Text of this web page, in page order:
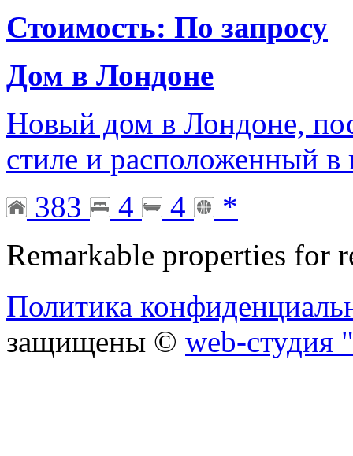
Стоимость: По запросу
Дом в Лондоне
Новый дом в Лондоне,
стиле и расположенный
383
4 4
*
Remarkable properties for
Политика
защищены © web-студия